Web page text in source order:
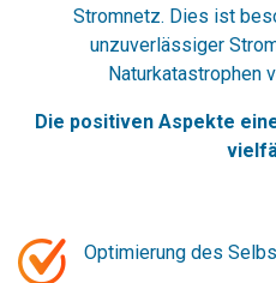
Stromnetz. Dies ist
unzuverlässiger
Naturkatastrophen
Die positiven Aspekte
Optimierung des